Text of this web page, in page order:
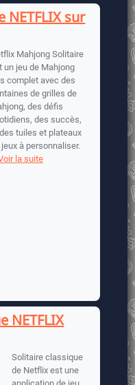
NETFLIX sur
Mahjong Solitaire
un jeu de Mahjong
complet avec des
de grilles de
des défis
des succès,
tuiles et plateaux
à personnaliser.
la suite
NETFLIX
Solitaire classique
de Netflix est une